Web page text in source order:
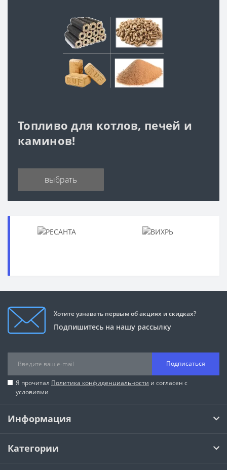
Топливо для котлов, печей и
каминов!
выбрать
Хотите узнавать первым об акциях и скидках?
Подпишитесь на нашу рассылку
Подписаться
Я прочитал Политика конфиденциальности и согласен с
условиями
Информация
Категории